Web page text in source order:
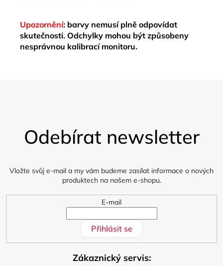
Upozornění: barvy nemusí plně odpovídat
skutečnosti. Odchylky mohou být způsobeny
nesprávnou kalibrací monitoru.
Odebírat newsletter
Vložte svůj e-mail a my vám budeme zasílat informace o nových
produktech na našem e-shopu.
E-mail
Přihlásit se
Zákaznický servis: